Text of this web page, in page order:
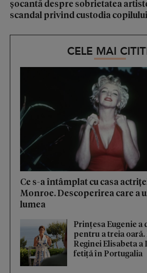
șocantă despre sobrietatea
scandal privind custodia copilului
CELE MAI
Ce s-a întâmplat cu casa
Monroe. Descoperirea care a
lumea
Prințesa Eugenie a
pentru a treia
Reginei Elisabeta a
fetiță în Portugalia